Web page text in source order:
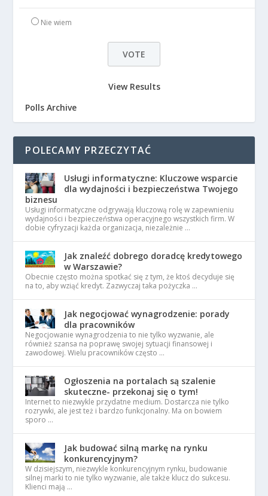
Nie wiem
View Results
Polls Archive
POLECAMY PRZECZYTAĆ
Usługi informatyczne: Kluczowe wsparcie
dla wydajności i bezpieczeństwa Twojego
biznesu
Usługi informatyczne odgrywają kluczową rolę w zapewnieniu
wydajności i bezpieczeństwa operacyjnego wszystkich firm. W
dobie cyfryzacji każda organizacja, niezależnie …
Jak znaleźć dobrego doradcę kredytowego
w Warszawie?
Obecnie często można spotkać się z tym, że ktoś decyduje się
na to, aby wziąć kredyt. Zazwyczaj taka pożyczka …
Jak negocjować wynagrodzenie: porady
dla pracowników
Negocjowanie wynagrodzenia to nie tylko wyzwanie, ale
również szansa na poprawę swojej sytuacji finansowej i
zawodowej. Wielu pracowników często …
Ogłoszenia na portalach są szalenie
skuteczne- przekonaj się o tym!
Internet to niezwykle przydatne medium. Dostarcza nie tylko
rozrywki, ale jest też i bardzo funkcjonalny. Ma on bowiem
sporo …
Jak budować silną markę na rynku
konkurencyjnym?
W dzisiejszym, niezwykle konkurencyjnym rynku, budowanie
silnej marki to nie tylko wyzwanie, ale także klucz do sukcesu.
Klienci mają …